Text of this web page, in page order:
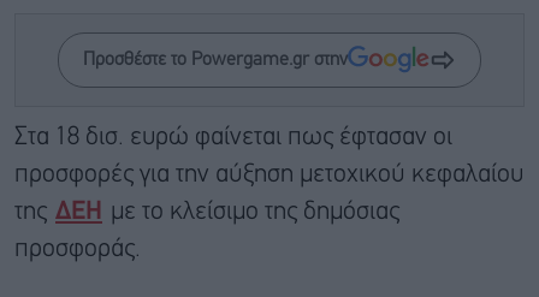
Προσθέστε το Powergame.gr στην
Στα 18 δισ. ευρώ φαίνεται πως έφτασαν οι
προσφορές για την αύξηση μετοχικού κεφαλαίου
της ΔΕΗ
με το κλείσιμο της δημόσιας
προσφοράς.